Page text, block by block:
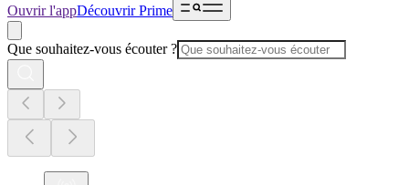
Ouvrir l'appDécouvrir Prime
Que souhaitez-vous écouter ?